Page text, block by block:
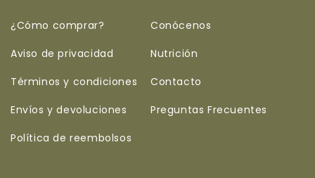
¿Cómo comprar?
Aviso de privacidad
Términos y condiciones
Envíos y devoluciones
Política de reembolsos
Conócenos
Nutrición
Contacto
Preguntas Frecuentes